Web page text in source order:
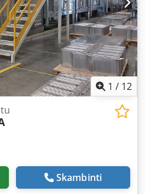
1 / 12
Skambinti